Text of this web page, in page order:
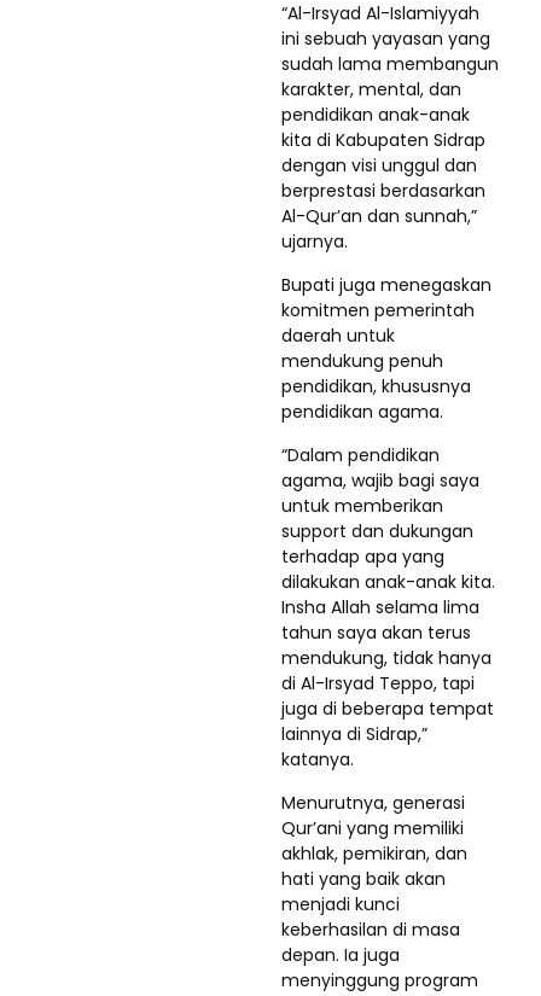
“Al-Irsyad Al-Islamiyyah
ini sebuah yayasan yang
sudah lama membangun
karakter, mental, dan
pendidikan anak-anak
kita di Kabupaten Sidrap
dengan visi unggul dan
berprestasi berdasarkan
Al-Qur’an dan sunnah,”
ujarnya.
Bupati juga menegaskan
komitmen pemerintah
daerah untuk
mendukung penuh
pendidikan, khususnya
pendidikan agama.
“Dalam pendidikan
agama, wajib bagi saya
untuk memberikan
support dan dukungan
terhadap apa yang
dilakukan anak-anak kita.
Insha Allah selama lima
tahun saya akan terus
mendukung, tidak hanya
di Al-Irsyad Teppo, tapi
juga di beberapa tempat
lainnya di Sidrap,”
katanya.
Menurutnya, generasi
Qur’ani yang memiliki
akhlak, pemikiran, dan
hati yang baik akan
menjadi kunci
keberhasilan di masa
depan. Ia juga
menyinggung program